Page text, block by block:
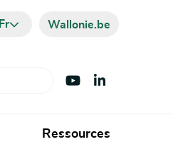
Fr Wallonie.be
Visiter Youtube
Visiter LinkedIn
Ressources